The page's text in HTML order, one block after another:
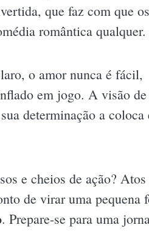
que faz com que
romântica qualquer.
o amor nunca é fácil,
em jogo. A visão
determinação a coloca
e cheios de ação? Atos
de virar uma pequena
. Prepare-se para uma